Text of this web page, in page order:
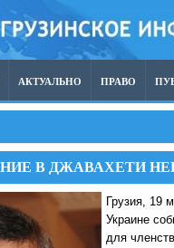
АКТУАЛЬНО ПРАВО
В ДЖАВАХЕТИ
Грузия, 19
Украине
для